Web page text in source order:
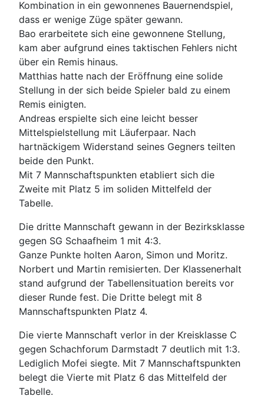
Kombination in ein gewonnenes Bauernendspiel,
dass er wenige Züge später gewann.
Bao erarbeitete sich eine gewonnene Stellung,
kam aber aufgrund eines taktischen Fehlers nicht
über ein Remis hinaus.
Matthias hatte nach der Eröffnung eine solide
Stellung in der sich beide Spieler bald zu einem
Remis einigten.
Andreas erspielte sich eine leicht besser
Mittelspielstellung mit Läuferpaar. Nach
hartnäckigem Widerstand seines Gegners teilten
beide den Punkt.
Mit 7 Mannschaftspunkten etabliert sich die
Zweite mit Platz 5 im soliden Mittelfeld der
Tabelle.
Die dritte Mannschaft gewann in der Bezirksklasse
gegen SG Schaafheim 1 mit 4:3.
Ganze Punkte holten Aaron, Simon und Moritz.
Norbert und Martin remisierten. Der Klassenerhalt
stand aufgrund der Tabellensituation bereits vor
dieser Runde fest. Die Dritte belegt mit 8
Mannschaftspunkten Platz 4.
Die vierte Mannschaft verlor in der Kreisklasse C
gegen Schachforum Darmstadt 7 deutlich mit 1:3.
Lediglich Mofei siegte. Mit 7 Mannschaftspunkten
belegt die Vierte mit Platz 6 das Mittelfeld der
Tabelle.